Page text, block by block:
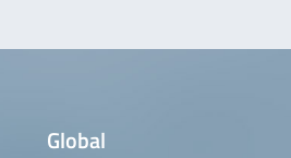
Global